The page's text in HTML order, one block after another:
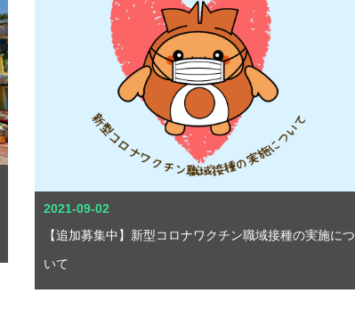
2021-09-02
【追加募集中】新型コロナワクチン職域接種の実施につ
いて